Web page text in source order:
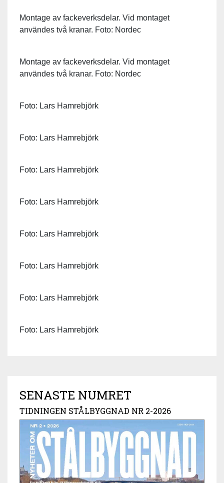
Montage av fackeverksdelar. Vid montaget
användes två kranar. Foto: Nordec
Montage av fackeverksdelar. Vid montaget
användes två kranar. Foto: Nordec
Foto: Lars Hamrebjörk
Foto: Lars Hamrebjörk
Foto: Lars Hamrebjörk
Foto: Lars Hamrebjörk
Foto: Lars Hamrebjörk
Foto: Lars Hamrebjörk
Foto: Lars Hamrebjörk
Foto: Lars Hamrebjörk
SENASTE NUMRET
TIDNINGEN STÅLBYGGNAD NR 2-2026